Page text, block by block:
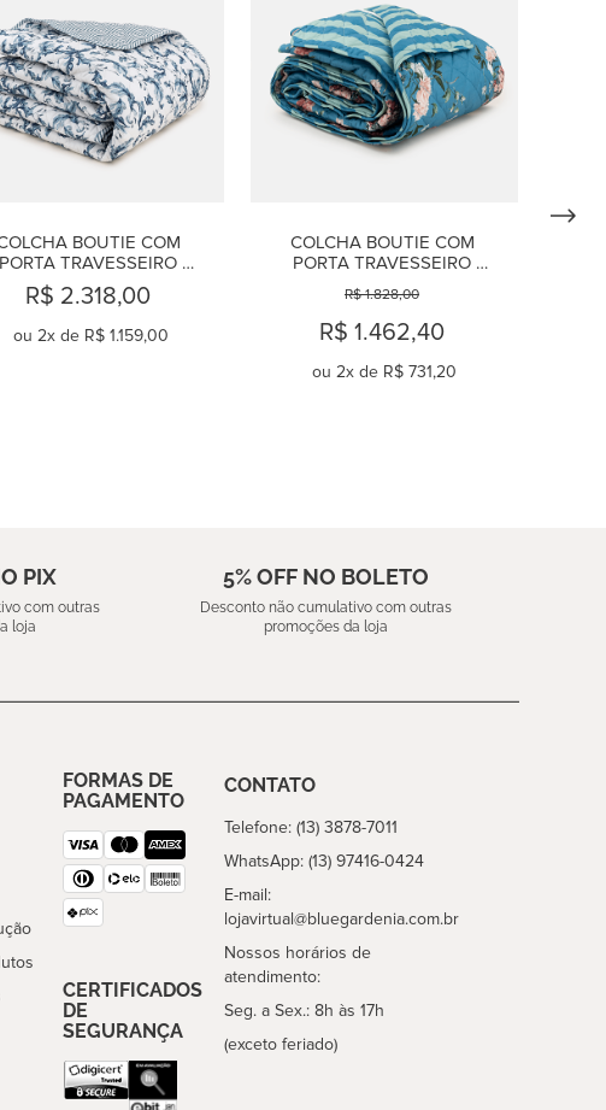
BOUTIE COM
PORTA TRAVESSEIRO
QUEEN 230 FIOS
MAJORELLE
R$ 2.318,00
ou 2x de R$ 1.159,00
COLCHA BOUTIE COM
PORTA TRAVESSEIRO
SOLTEIRO 230 FIOS MONET
R$ 1.828,00
R$ 1.462,40
ou 2x de R$ 731,20
PIX
com outras
loja
5% OFF NO BOLETO
Desconto não cumulativo com outras
promoções da loja
FORMAS DE
PAGAMENTO
CERTIFICADOS
DE
SEGURANÇA
CONTATO
Telefone: (13) 3878-7011
WhatsApp: (13) 97416-0424
E-mail:
lojavirtual@bluegardenia.com.br
Nossos horários de
atendimento:
Seg. a Sex.: 8h às 17h
(exceto feriado)